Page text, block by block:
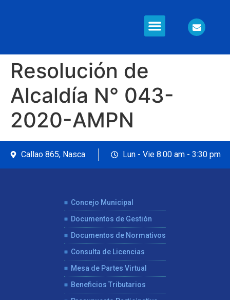
Resolución de
Alcaldía N° 043-
2020-AMPN
Callao 865, Nasca Lun - Vie 8:00 am - 3:30 pm
Concejo Municipal
Documentos de Gestión
Documentos de Normativos
Consulta de Licencias
Mesa de Partes Virtual
Beneficios Tributarios